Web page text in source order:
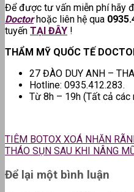
Để được tư vấn miễn phí hãy
Doctorhoặc liên hệ qua
tuyến TẠI ĐÂY !
THẨM MỸ QUỐC TẾ
27 ĐÀO DUY ANH –
Hotline: 0935.412.283.
Từ 8h – 19h (Tất cả các
TIÊM BOTOX XOÁ NHĂN
THÁO SỤN SAU KHI NÂNG
Để lại một bình luận